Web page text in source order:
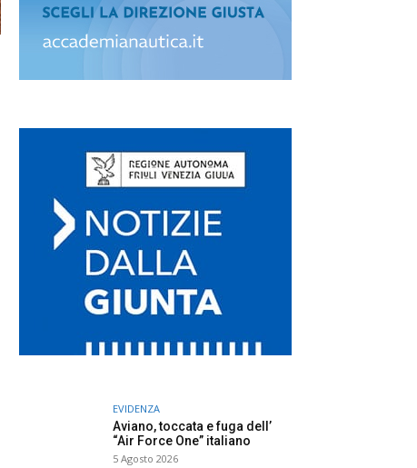
EVIDENZA
Aviano, toccata e fuga dell’
“Air Force One” italiano
5 Agosto 2026